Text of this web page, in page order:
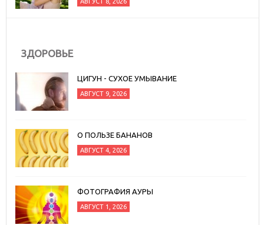
ЗДОРОВЬЕ
ЦИГУН - СУХОЕ УМЫВАНИЕ
АВГУСТ 9, 2026
О ПОЛЬЗЕ БАНАНОВ
АВГУСТ 4, 2026
ФОТОГРАФИЯ АУРЫ
АВГУСТ 1, 2026